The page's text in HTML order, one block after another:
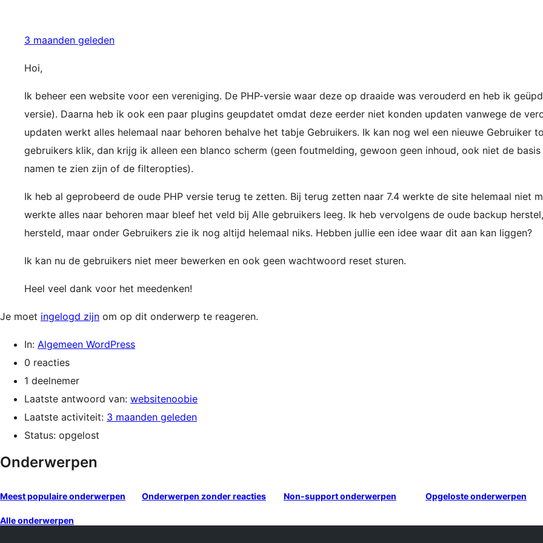
3 maanden geleden
Hoi,
Ik beheer een website voor een vereniging. De PHP-versie waar deze op draaide was verouderd en heb ik
versie). Daarna heb ik ook een paar plugins geupdatet omdat deze eerder niet konden updaten vanwege de
updaten werkt alles helemaal naar behoren behalve het tabje Gebruikers. Ik kan nog wel een nieuwe Gebruiker
gebruikers klik, dan krijg ik alleen een blanco scherm (geen foutmelding, gewoon geen inhoud, ook niet de
namen te zien zijn of de filteropties).
Ik heb al geprobeerd de oude PHP versie terug te zetten. Bij terug zetten naar 7.4 werkte de site helemaal niet
werkte alles naar behoren maar bleef het veld bij Alle gebruikers leeg. Ik heb vervolgens de oude backup
hersteld, maar onder Gebruikers zie ik nog altijd helemaal niks. Hebben jullie een idee waar dit aan kan liggen?
Ik kan nu de gebruikers niet meer bewerken en ook geen wachtwoord reset sturen.
Heel veel dank voor het meedenken!
Je moet ingelogd zijn om op dit onderwerp te reageren.
In: Algemeen WordPress
0 reacties
1 deelnemer
Laatste antwoord van: websitenoobie
Laatste activiteit: 3 maanden geleden
Status: opgelost
Onderwerpen
Meest populaire onderwerpen Onderwerpen zonder reacties Non-support onderwerpen Opgeloste onderwerpen
Alle onderwerpen